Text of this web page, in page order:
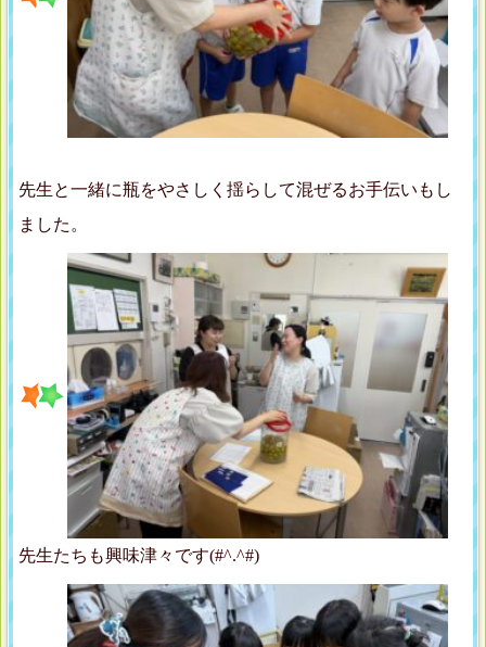
先生と一緒に瓶をやさしく揺らして混ぜるお手伝いもし
ました。
先生たちも興味津々です(#^.^#)